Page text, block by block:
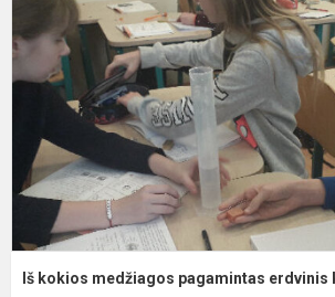
Iš kokios medžiagos pagamintas erdvinis